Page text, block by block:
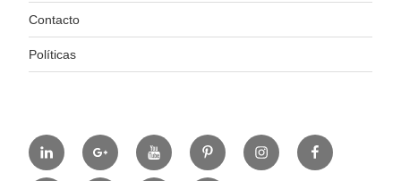
Contacto
Políticas
https://www.linkedin.com/in/%C3%B3scar-
alonso-
https://plus.google.com/u/0/
https://www.youtube.com/channel/
https://es.pinterest.com/
https://
hl=es
https://